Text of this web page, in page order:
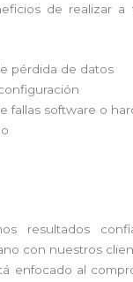
de realizar a
pérdida de datos
fallas software o
resultados
con nuestros
enfocado al